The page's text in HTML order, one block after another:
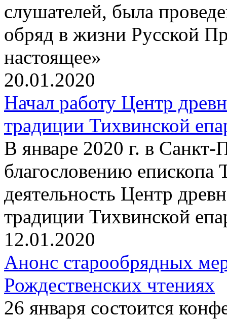
слушателей, была
обряд в жизни Русской
настоящее»
20.01.2020
Начал работу Центр
традиции Тихвинской
В январе 2020 г. в
благословению епископа
деятельность Центр
традиции Тихвинской
12.01.2020
Анонс старообрядных
Рождественских чтениях
26 января состоится